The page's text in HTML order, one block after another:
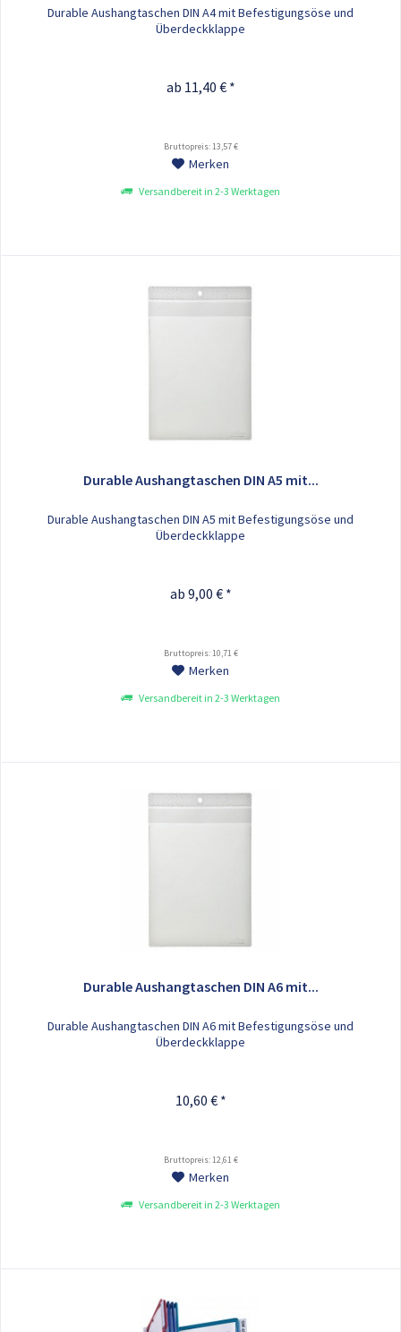
Durable Aushangtaschen DIN A4 mit Befestigungsöse und
Überdeckklappe
ab 11,40 € *
Bruttopreis: 13,57 €
Merken
Versandbereit in 2-3 Werktagen
Durable Aushangtaschen DIN A5 mit...
Durable Aushangtaschen DIN A5 mit Befestigungsöse und
Überdeckklappe
ab 9,00 € *
Bruttopreis: 10,71 €
Merken
Versandbereit in 2-3 Werktagen
Durable Aushangtaschen DIN A6 mit...
Durable Aushangtaschen DIN A6 mit Befestigungsöse und
Überdeckklappe
10,60 € *
Bruttopreis: 12,61 €
Merken
Versandbereit in 2-3 Werktagen